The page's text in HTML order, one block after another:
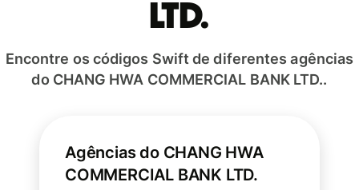
LTD.
Encontre os códigos Swift de diferentes agências
do CHANG HWA COMMERCIAL BANK LTD..
Agências do CHANG HWA
COMMERCIAL BANK LTD.